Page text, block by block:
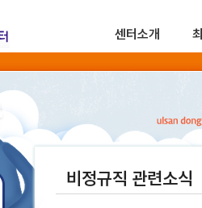
센터소개
비정규직 관련소식